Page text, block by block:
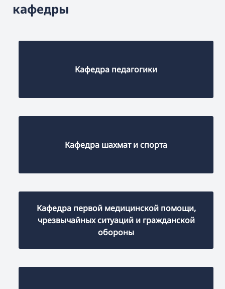
кафедры
Кафедра педагогики
Кафедра шахмат и спорта
Кафедра первой медицинской помощи,
чрезвычайных ситуаций и гражданской
обороны